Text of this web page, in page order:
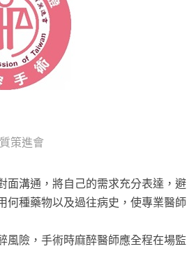
策進會
面溝通，將自己的需求充分表達，避
何種藥物以及過往病史，使專業醫師
風險，手術時麻醉醫師應全程在場監